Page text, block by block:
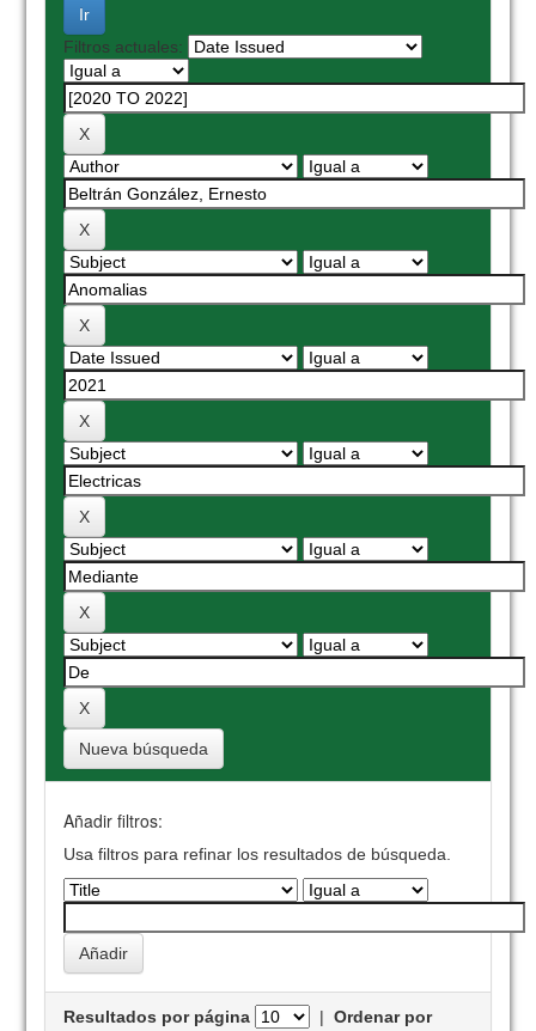
Filtros actuales:
Nueva búsqueda
Añadir filtros:
Usa filtros para refinar los resultados de búsqueda.
Resultados por página |Ordenar por